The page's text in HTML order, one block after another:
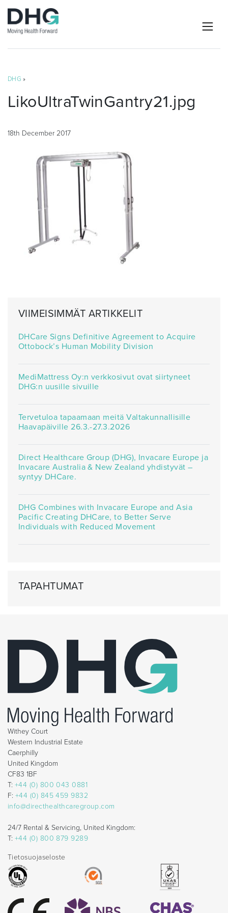
DHG »
LikoUltraTwinGantry21.jpg
18th December 2017
VIIMEISIMMÄT ARTIKKELIT
DHCare Signs Definitive Agreement to Acquire
Ottobock’s Human Mobility Division
MediMattress Oy:n verkkosivut ovat siirtyneet
DHG:n uusille sivuille
Tervetuloa tapaamaan meitä Valtakunnallisille
Haavapäiville 26.3.-27.3.2026
Direct Healthcare Group (DHG), Invacare Europe ja
Invacare Australia & New Zealand yhdistyvät –
syntyy DHCare.
DHG Combines with Invacare Europe and Asia
Pacific Creating DHCare, to Better Serve
Individuals with Reduced Movement
TAPAHTUMAT
Withey Court
Western Industrial Estate
Caerphilly
United Kingdom
CF83 1BF
T: +44 (0) 800 043 0881
F: +44 (0) 845 459 9832
info@directhealthcaregroup.com
24/7 Rental & Servicing, United Kingdom:
T: +44 (0) 800 879 9289
Tietosuojaseloste